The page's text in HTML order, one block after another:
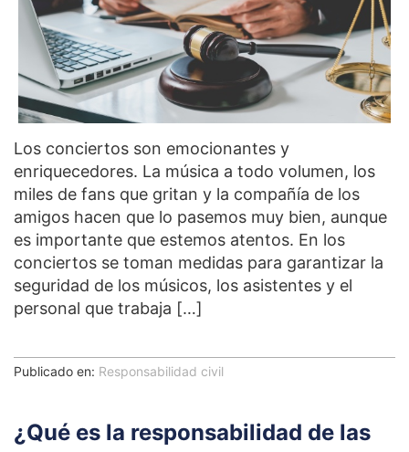
Los conciertos son emocionantes y
enriquecedores. La música a todo volumen, los
miles de fans que gritan y la compañía de los
amigos hacen que lo pasemos muy bien, aunque
es importante que estemos atentos. En los
conciertos se toman medidas para garantizar la
seguridad de los músicos, los asistentes y el
personal que trabaja […]
Publicado en: Responsabilidad civil
¿Qué es la responsabilidad de las